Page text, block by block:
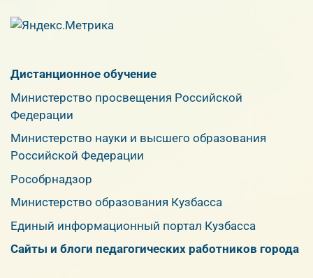
Дистанционное обучение
Министерство просвещения Российской
Федерации
Министерство науки и высшего образования
Российской Федерации
Рособрнадзор
Министерство образования Кузбасса
Единый информационный портал Кузбасса
Сайты и блоги педагогических работников города